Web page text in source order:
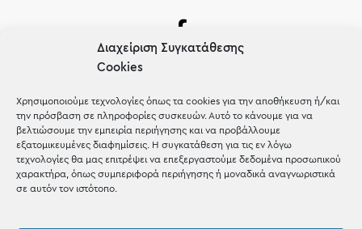
Διαχείριση Συγκατάθεσης
Cookies
Χρησιμοποιούμε τεχνολογίες όπως τα cookies για την αποθήκευση ή/και
την πρόσβαση σε πληροφορίες συσκευών. Αυτό το κάνουμε για να
βελτιώσουμε την εμπειρία περιήγησης και να προβάλλουμε
εξατομικευμένες διαφημίσεις. Η συγκατάθεση για τις εν λόγω
τεχνολογίες θα μας επιτρέψει να επεξεργαστούμε δεδομένα προσωπικού
χαρακτήρα, όπως συμπεριφορά περιήγησης ή μοναδικά αναγνωριστικά
σε αυτόν τον ιστότοπο.